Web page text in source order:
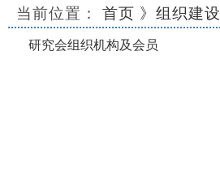
当前位置： 首页 》组织建设
研究会组织机构及会员